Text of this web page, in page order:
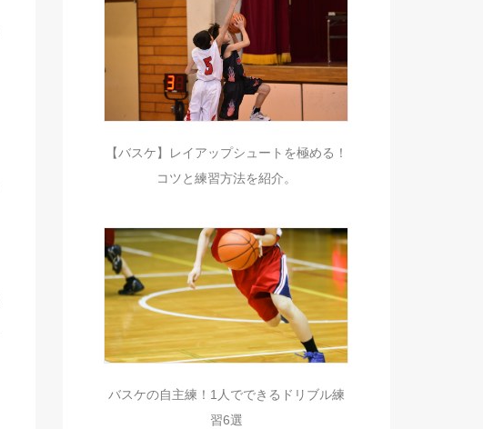
【バスケ】レイアップシュートを極める！
コツと練習方法を紹介。
バスケの自主練！1人でできるドリブル練
習6選